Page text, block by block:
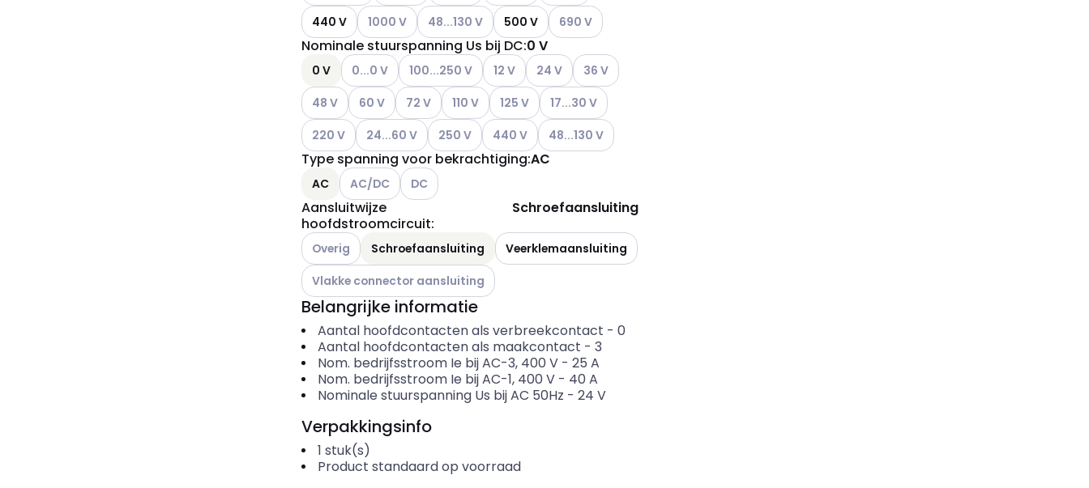
440 V
Andere varianten (Huidige combinatie niet mogelijk)
1000 V Andere varianten (Huidige combinatie niet mogelijk)
48...130 V 500 V Andere varianten (Huidige combinatie niet mogelijk)
690 V
Nominale stuurspanning Us bij DC:0 V
0 V Andere varianten (Huidige combinatie niet mogelijk)
0...0 V Andere varianten (Huidige combinatie niet mogelijk)
100...250 V Andere varianten (Huidige combinatie niet mogelijk)
12 V Andere varianten (Huidige combinatie niet mogelijk)
24 V Andere varianten (Huidige combinatie niet mogelijk)
36 V
Andere varianten (Huidige combinatie niet mogelijk)
48 V Andere varianten (Huidige combinatie niet mogelijk)
60 V Andere varianten (Huidige combinatie niet mogelijk)
72 V Andere varianten (Huidige combinatie niet mogelijk)
110 V Andere varianten (Huidige combinatie niet mogelijk)
125 V Andere varianten (Huidige combinatie niet mogelijk)
17...30 V
Andere varianten (Huidige combinatie niet mogelijk)
220 V Andere varianten (Huidige combinatie niet mogelijk)
24...60 V Andere varianten (Huidige combinatie niet mogelijk)
250 V Andere varianten (Huidige combinatie niet mogelijk)
440 V Andere varianten (Huidige combinatie niet mogelijk)
48...130 V
Type spanning voor bekrachtiging:AC
AC Andere varianten (Huidige combinatie niet mogelijk)
AC/DC Andere varianten (Huidige combinatie niet mogelijk)
DC
Aansluitwijze
hoofdstroomcircuit:
Schroefaansluiting
Andere varianten (Huidige combinatie niet mogelijk)
Overig Schroefaansluiting
Veerklemaansluiting
Andere varianten (Huidige combinatie niet mogelijk)
Vlakke connector aansluiting
Belangrijke informatie
Aantal hoofdcontacten als verbreekcontact - 0
Aantal hoofdcontacten als maakcontact - 3
Nom. bedrijfsstroom Ie bij AC-3, 400 V- 25 A
Nom. bedrijfsstroom Ie bij AC-1, 400 V- 40 A
Nominale stuurspanning Us bij AC 50Hz - 24 V
Verpakkingsinfo
1 stuk(s)
Product standaard op voorraad